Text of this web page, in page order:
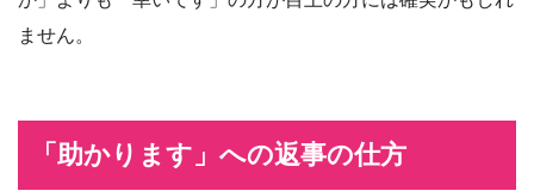
ません。
「助かります」への返事の仕方